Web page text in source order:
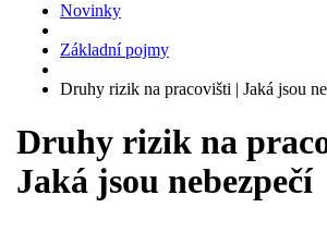
Novinky
Základní pojmy
Druhy rizik na pracovišti | Jaká jsou
Druhy rizik na
Jaká jsou nebezpečí